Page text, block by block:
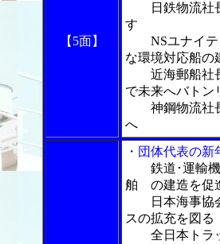
【5面】
日鉄物流社長
す
NSユナイテ
な環境対応船の
近海郵船社長
で未来へバトン
神鋼物流社長
へ
・団体代表の新
鉄道･運輸
舶 の建造を促
日本海事協会
スの拡充を図る
全日本トラッ